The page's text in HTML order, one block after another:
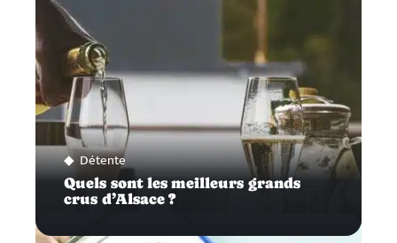
Détente
Quels sont les meilleurs grands
crus d’Alsace ?